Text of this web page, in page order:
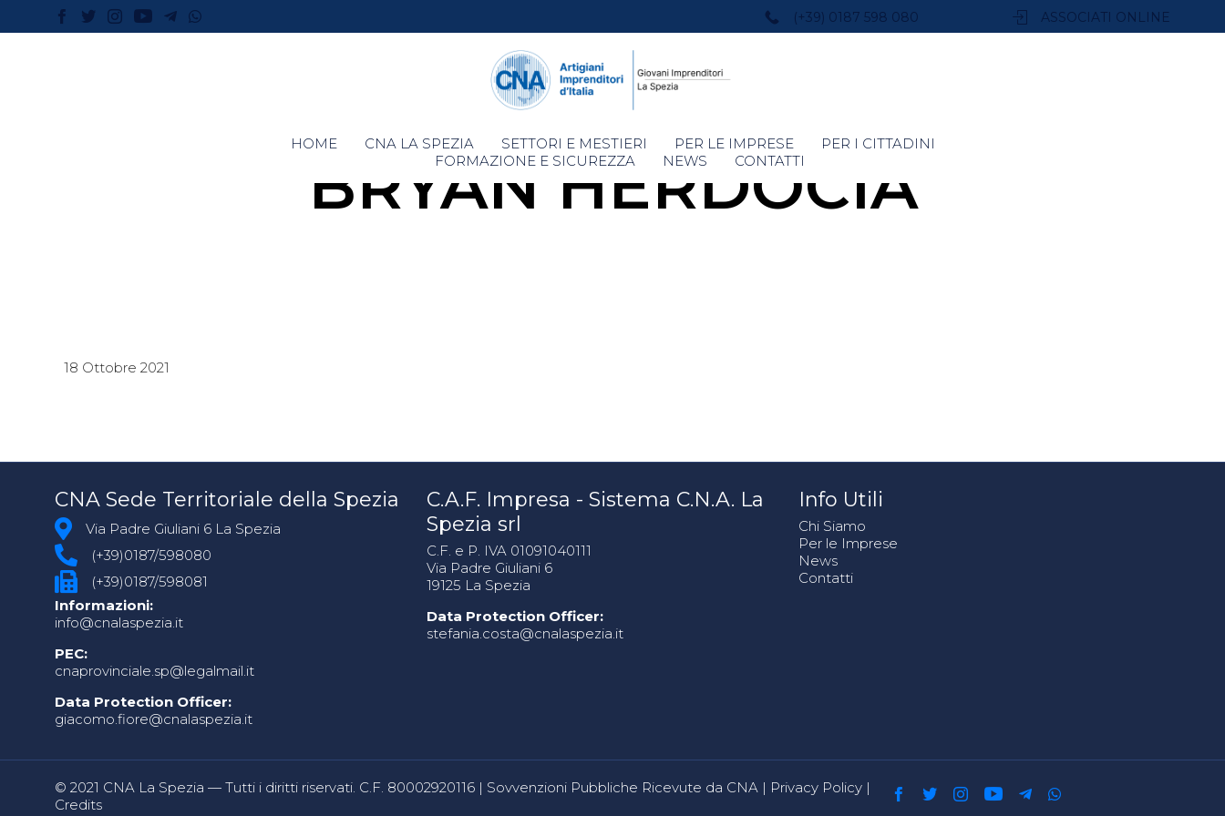
(+39) 0187 598 080 ASSOCIATI ONLINE
Skip
to
HOME CNA LA SPEZIA SETTORI E MESTIERI PER LE IMPRESE
PER I CITTADINI
FORMAZIONE E SICUREZZA
NEWS CONTATTI
BRYAN HERDOCIA
18 Ottobre 2021
CNA Sede Territoriale della Spezia
Via Padre Giuliani 6 La Spezia
(+39)0187/598080
(+39)0187/598081
Informazioni:
info@cnalaspezia.it
PEC:
cnaprovinciale.sp@legalmail.it
Data Protection Officer:
giacomo.fiore@cnalaspezia.it
C.A.F. Impresa - Sistema C.N.A. La
Spezia srl
C.F. e P. IVA 01091040111
Via Padre Giuliani 6
19125 La Spezia
Data Protection Officer:
stefania.costa@cnalaspezia.it
Info Utili
Chi Siamo
Per le Imprese
News
Contatti
© 2021 CNA La Spezia — Tutti i diritti riservati. C.F. 80002920116 | Sovvenzioni Pubbliche Ricevute da CNA | Privacy Policy |
Credits